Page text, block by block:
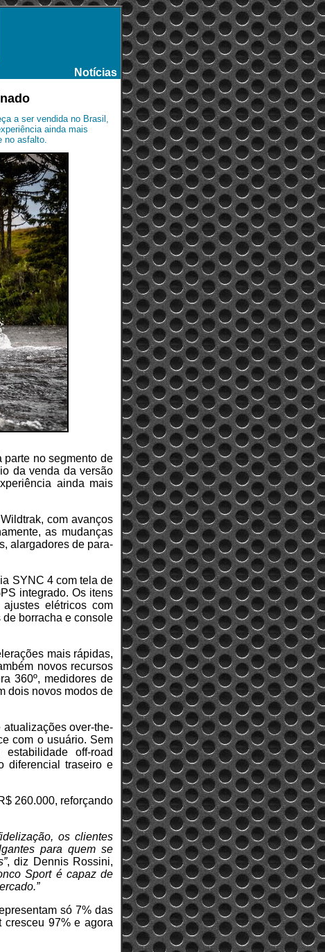
Notícias
a ser vendida no Brasil,
ainda mais
no asfalto.
parte no segmento de
da venda da versão
ainda mais
com avanços
as mudanças
alargadores de para-
SYNC 4 com tela de
integrado. Os itens
elétricos com
borracha e console
mais rápidas,
novos recursos
360º, medidores de
dois novos modos de
over-the-
com o usuário. Sem
off-road
diferencial traseiro e
260.000, reforçando
os clientes
para quem se
, diz Dennis Rossini,
Sport é capaz de
só 7% das
cresceu 97% e agora